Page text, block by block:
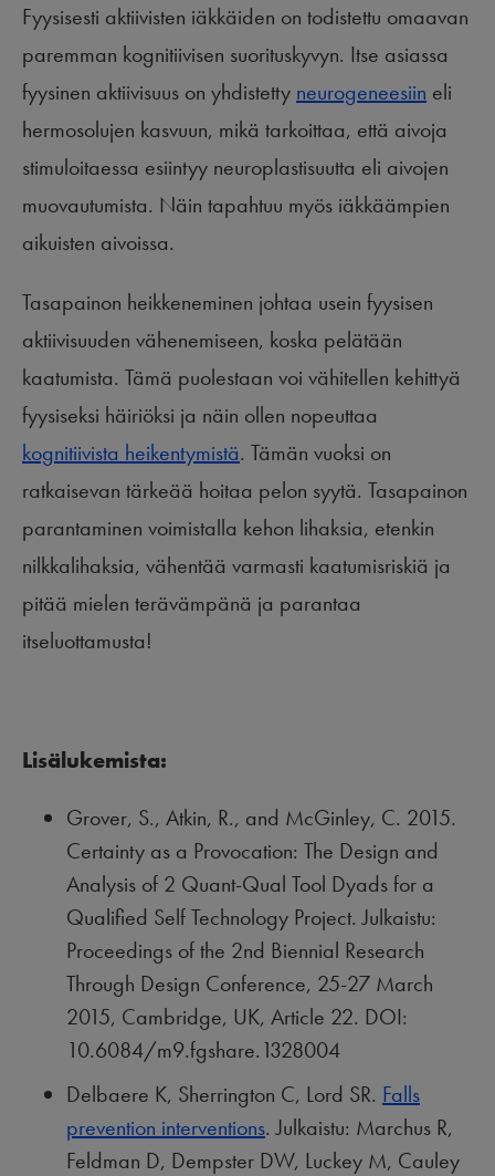
Fyysisesti aktiivisten iäkkäiden on todistettu omaavan
paremman kognitiivisen suorituskyvyn. Itse asiassa
fyysinen aktiivisuus on yhdistetty neurogeneesiin eli
hermosolujen kasvuun, mikä tarkoittaa, että aivoja
stimuloitaessa esiintyy neuroplastisuutta eli aivojen
muovautumista. Näin tapahtuu myös iäkkäämpien
aikuisten aivoissa.
Tasapainon heikkeneminen johtaa usein fyysisen
aktiivisuuden vähenemiseen, koska pelätään
kaatumista. Tämä puolestaan voi vähitellen kehittyä
fyysiseksi häiriöksi ja näin ollen nopeuttaa
kognitiivista heikentymistä. Tämän vuoksi on
ratkaisevan tärkeää hoitaa pelon syytä. Tasapainon
parantaminen voimistalla kehon lihaksia, etenkin
nilkkalihaksia, vähentää varmasti kaatumisriskiä ja
pitää mielen terävämpänä ja parantaa
itseluottamusta!
Lisälukemista:
Grover, S., Atkin, R., and McGinley, C. 2015.
Certainty as a Provocation: The Design and
Analysis of 2 Quant-Qual Tool Dyads for a
Qualified Self Technology Project. Julkaistu:
Proceedings of the 2nd Biennial Research
Through Design Conference, 25-27 March
2015, Cambridge, UK, Article 22. DOI:
10.6084/m9.fgshare.1328004
Delbaere K, Sherrington C, Lord SR. Falls
prevention interventions. Julkaistu: Marchus R,
Feldman D, Dempster DW, Luckey M, Cauley